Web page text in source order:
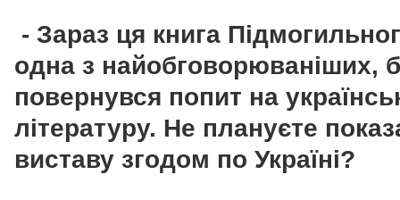
- Зараз ця книга
одна з найобговорюваніших,
повернувся попит на
літературу. Не плануєте
виставу згодом по Україні?